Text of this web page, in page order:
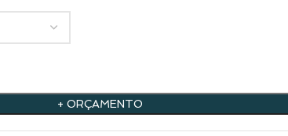
+ ORÇAMENTO